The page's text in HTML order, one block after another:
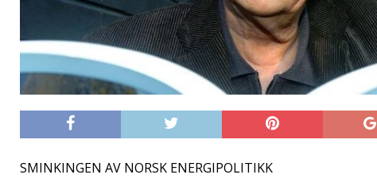
SMINKINGEN AV NORSK ENERGIPOLITIKK